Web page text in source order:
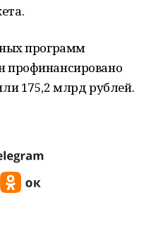
программ
профинансировано
175,2 млрд рублей.